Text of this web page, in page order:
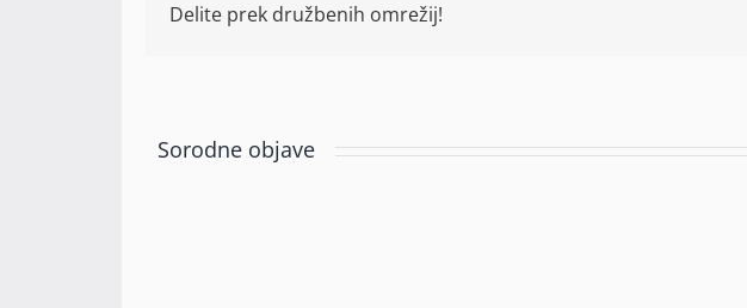
Delite prek družbenih omrežij!
Sorodne objave